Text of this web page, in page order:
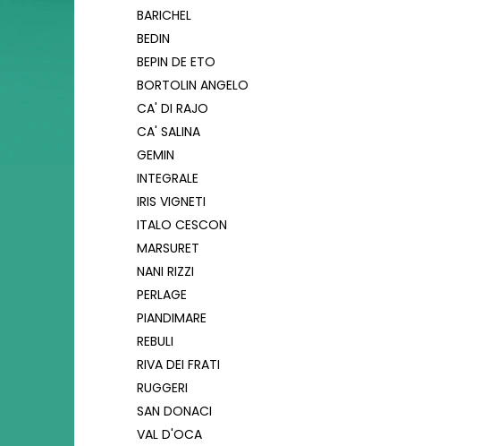
BARICHEL
BEDIN
BEPIN DE ETO
BORTOLIN ANGELO
CA' DI RAJO
CA' SALINA
GEMIN
INTEGRALE
IRIS VIGNETI
ITALO CESCON
MARSURET
NANI RIZZI
PERLAGE
PIANDIMARE
REBULI
RIVA DEI FRATI
RUGGERI
SAN DONACI
VAL D'OCA